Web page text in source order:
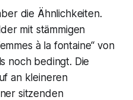
die Ähnlichkeiten.
mit stämmigen
à la fontaine“ von
noch bedingt. Die
an kleineren
sitzenden